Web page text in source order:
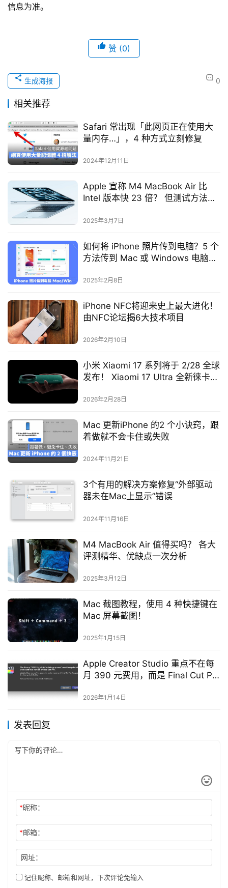
信息为准。
赞 (0)
0
生成海报
相关推荐
Safari 常出现「此网页正在使用大
量内存…」，4 种方式立刻修复
2024年12月11日
Apple 宣称 M4 MacBook Air 比
Intel 版本快 23 倍？ 但测试方法有
2025年3月7日
如何将 iPhone 照片传到电脑？5 个
方法传到 Mac 或 Windows 电脑
2025年2月8日
iPhone NFC将迎来史上最大进化！
由NFC论坛揭6大技术项目
2026年2月10日
小米 Xiaomi 17 系列将于 2/28 全球
发布！ Xiaomi 17 Ultra 全新徕卡影
2026年2月28日
Mac 更新iPhone 的2 个小诀窍，跟
着做就不会卡住或失败
2024年11月21日
3个有用的解决方案修复“外部驱动
器未在Mac上显示”错误
2024年11月16日
M4 MacBook Air 值得买吗？ 各大
评测精华、优缺点一次分析
2025年3月12日
Mac 截图教程，使用 4 种快捷键在
Mac 屏幕截图！
2025年1月15日
Apple Creator Studio 重点不在每
月 390 元费用，而是 Final Cut Pro
2026年1月14日
发表回复
*昵称：
*邮箱：
网址：
记住昵称、邮箱和网址，下次评论免输入